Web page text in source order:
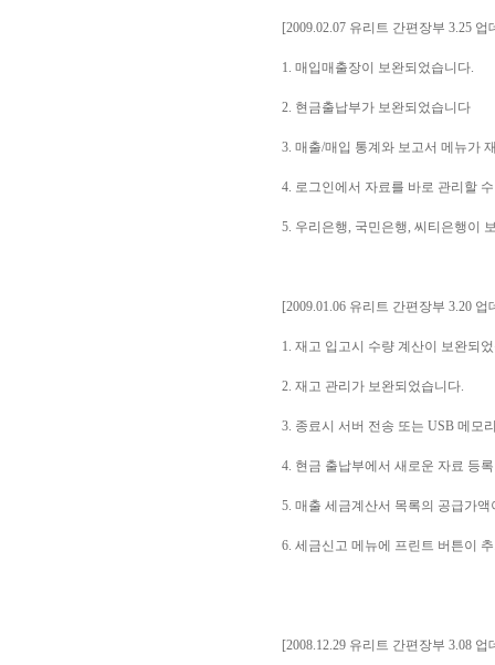
[2009.02.07 유리트 간편장부 3.25 업
1. 매입매출장이 보완되었습니다.
2. 현금출납부가 보완되었습니다
3. 매출/매입 통계와 보고서 메뉴가
4. 로그인에서 자료를 바로 관리할
5. 우리은행, 국민은행, 씨티은행이
[2009.01.06 유리트 간편장부 3.20 업
1. 재고 입고시 수량 계산이 보완되
2. 재고 관리가 보완되었습니다.
3. 종료시 서버 전송 또는 USB 메모
4. 현금 출납부에서 새로운 자료 등
5. 매출 세금계산서 목록의 공급가
6. 세금신고 메뉴에 프린트 버튼이
[2008.12.29 유리트 간편장부 3.08 업